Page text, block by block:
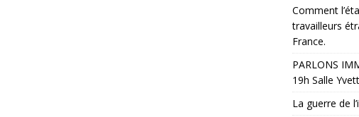
Comment
travailleurs
France.
PARLONS
19h Salle
La guerre de